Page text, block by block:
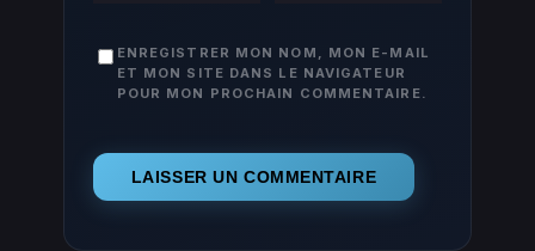
ENREGISTRER MON NOM, MON E-MAIL
ET MON SITE DANS LE NAVIGATEUR
POUR MON PROCHAIN COMMENTAIRE.